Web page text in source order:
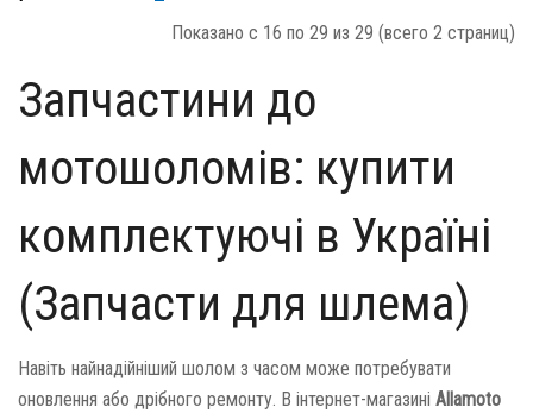
Показано с 16 по 29 из 29 (всего 2 страниц)
Запчастини до
мотошоломів: купити
комплектуючі в Україні
(Запчасти для шлема)
Навіть найнадійніший шолом з часом може потребувати
оновлення або дрібного ремонту. В інтернет-магазині Allamoto